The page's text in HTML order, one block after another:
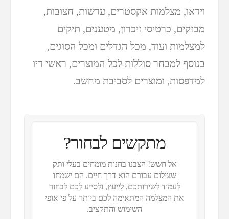
וידאו, מצלמות אקסטרים, עדשות, חצובות,
מבזקים, כרטיסי זיכרון, מטענים, תיקים
למצלמות ועוד, מכל הגדלים ומכל הסוגים,
בנוסף למבחר סוללות לכל המוצרים, ראשי דיו
למדפסות, ומוצרים לסביבת מחשב.
מתקשים לבחור?
אל חשש! הצבנו בחנות מומחים בעלי ותק
שצילום עבורם הוא דרך חיים. הם ישמחו
לעמוד לשירותכם, לייעץ, ולסייע לכם לבחור
את המצלמה המתאימה לכם ביותר על פי אופי
השימוש והתקציב.